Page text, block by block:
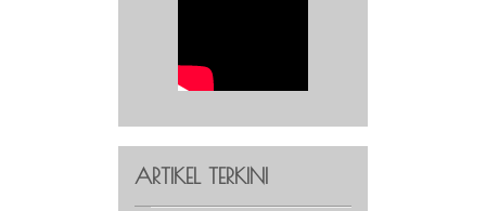
ARTIKEL TERKINI